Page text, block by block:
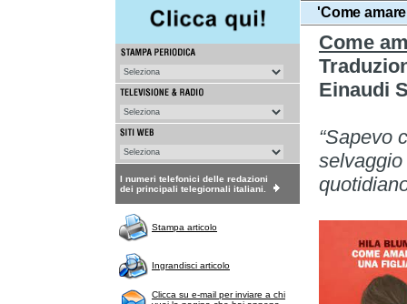
I numeri telefonici delle redazioni
dei principali telegiornali italiani.
Stampa articolo
Ingrandisci articolo
Clicca su e-mail per inviare a chi
'Come
Come
Einaudi
“Sapevo
selvaggio